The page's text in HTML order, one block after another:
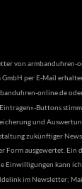
von armbanduhren-
per E-Mail
online.de
Buttons
und
zukünftiger
Form ausgewertet. Ein
Einwilligungen kann
im Newsletter;